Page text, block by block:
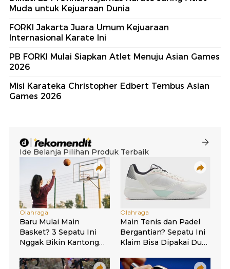
Muda untuk Kejuaraan Dunia
FORKI Jakarta Juara Umum Kejuaraan
Internasional Karate Ini
PB FORKI Mulai Siapkan Atlet Menuju Asian Games
2026
Misi Karateka Christopher Edbert Tembus Asian
Games 2026